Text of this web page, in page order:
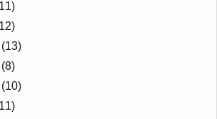
(13)
(8)
(10)